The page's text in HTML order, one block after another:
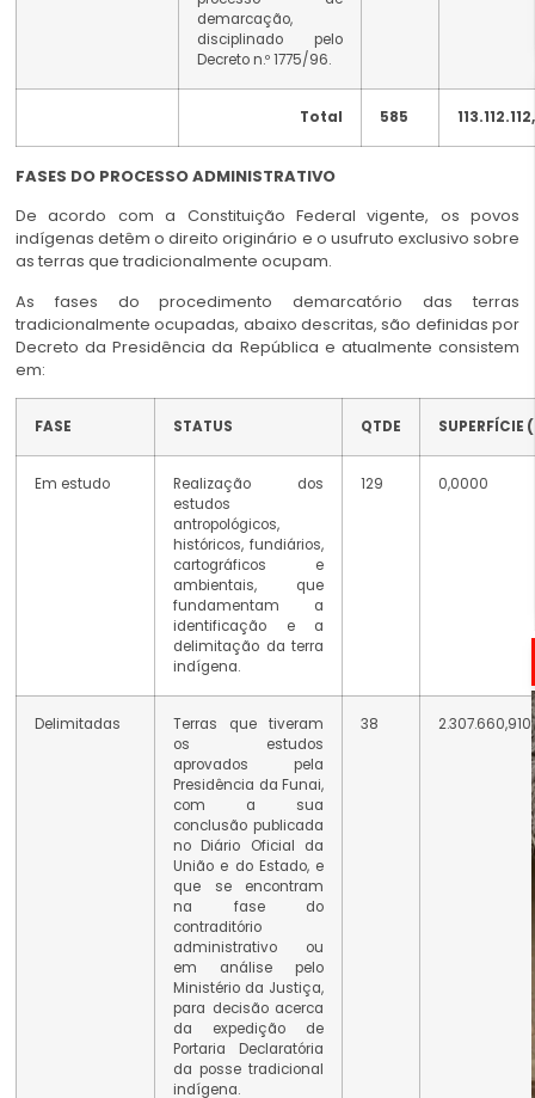
demarcação,
disciplinado pelo
Decreto n.º 1775/96.
Total 585
FASES DO PROCESSO ADMINISTRATIVO
De acordo com a Constituição Federal vigente, os povos
indígenas detêm o direito originário e o usufruto exclusivo sobre
as terras que tradicionalmente ocupam.
As fases do procedimento demarcatório das terras
tradicionalmente ocupadas, abaixo descritas, são definidas por
Decreto da Presidência da República e atualmente consistem
em:
FASE STATUS QTDE SUPERFÍCIE
Em estudo
Realização dos
estudos
antropológicos,
históricos, fundiários,
cartográficos e
ambientais, que
fundamentam a
identificação e a
delimitação da terra
indígena.
129 0,0000
Delimitadas
Terras que tiveram
os estudos
aprovados pela
Presidência da Funai,
com a sua
conclusão publicada
no Diário Oficial da
União e do Estado, e
que se encontram
na fase do
contraditório
administrativo ou
em análise pelo
Ministério da Justiça,
para decisão acerca
da expedição de
Portaria Declaratória
da posse tradicional
indígena.
38